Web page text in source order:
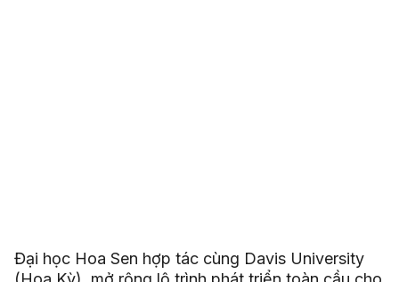
Đại học Hoa Sen hợp tác cùng Davis University